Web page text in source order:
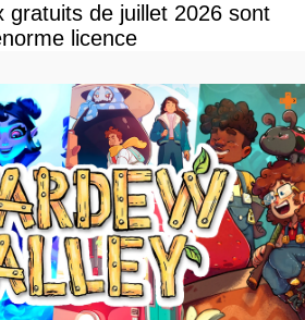
gratuits de juillet 2026 sont
licence